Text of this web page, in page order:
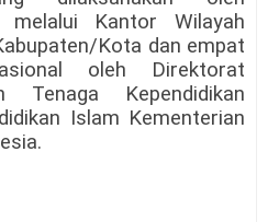
melalui Kantor Wilayah
Kota dan empat
oleh Direktorat
Kependidikan
Islam Kementerian